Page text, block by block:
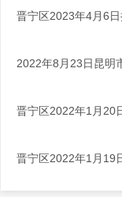
晋宁区2023年4月6
2022年8月23日昆明
晋宁区2022年1月20
晋宁区2022年1月19